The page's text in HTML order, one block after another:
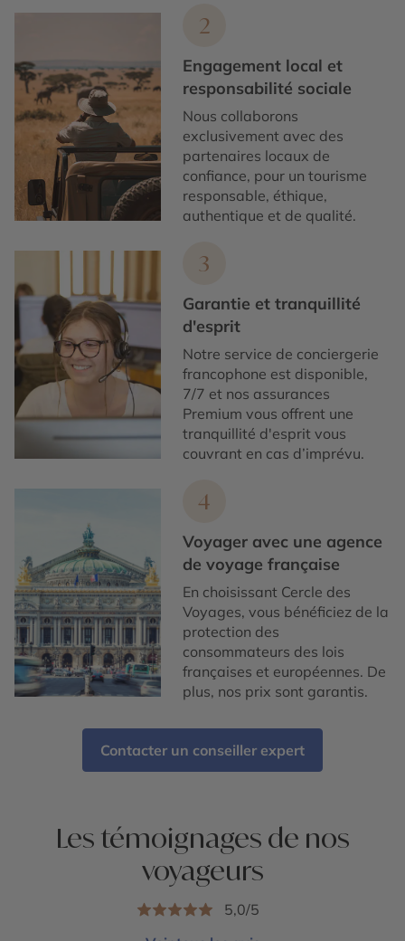
2
Engagement local et
responsabilité sociale
Nous collaborons
exclusivement avec des
partenaires locaux de
confiance, pour un tourisme
responsable, éthique,
authentique et de qualité.
3
Garantie et tranquillité
d'esprit
Notre service de conciergerie
francophone est disponible,
7/7 et nos assurances
Premium vous offrent une
tranquillité d'esprit vous
couvrant en cas d’imprévu.
4
Voyager avec une agence
de voyage française
En choisissant Cercle des
Voyages, vous bénéficiez de la
protection des
consommateurs des lois
françaises et européennes. De
plus, nos prix sont garantis.
Contacter un conseiller expert
Les témoignages de nos
voyageurs
5,0/5